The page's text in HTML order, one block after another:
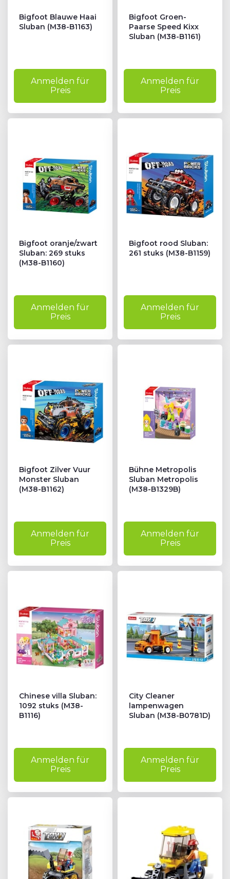
Bigfoot Blauwe Haai
Sluban (M38-B1163)
Anmelden für
Preis
Bigfoot Groen-
Paarse Speed Kixx
Sluban (M38-B1161)
Anmelden für
Preis
Bigfoot oranje/zwart
Sluban: 269 stuks
(M38-B1160)
Anmelden für
Preis
Bigfoot rood Sluban:
261 stuks (M38-B1159)
Anmelden für
Preis
Bigfoot Zilver Vuur
Monster Sluban
(M38-B1162)
Anmelden für
Preis
Bühne Metropolis
Sluban Metropolis
(M38-B1329B)
Anmelden für
Preis
Chinese villa Sluban:
1092 stuks (M38-
B1116)
Anmelden für
Preis
City Cleaner
lampenwagen
Sluban (M38-B0781D)
Anmelden für
Preis